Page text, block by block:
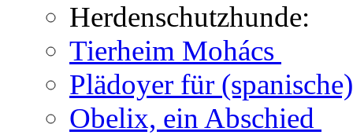
Herdenschutzhunde:
Tierheim Mohács
Plädoyer für
Obelix, ein Abschied